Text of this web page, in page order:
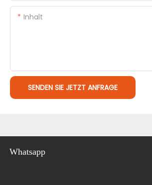
Inhalt
SENDEN SIE JETZT ANFRAGE
Whatsapp